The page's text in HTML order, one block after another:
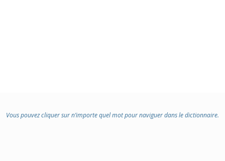
Vous pouvez cliquer sur n’importe quel mot pour naviguer dans le dictionnaire.